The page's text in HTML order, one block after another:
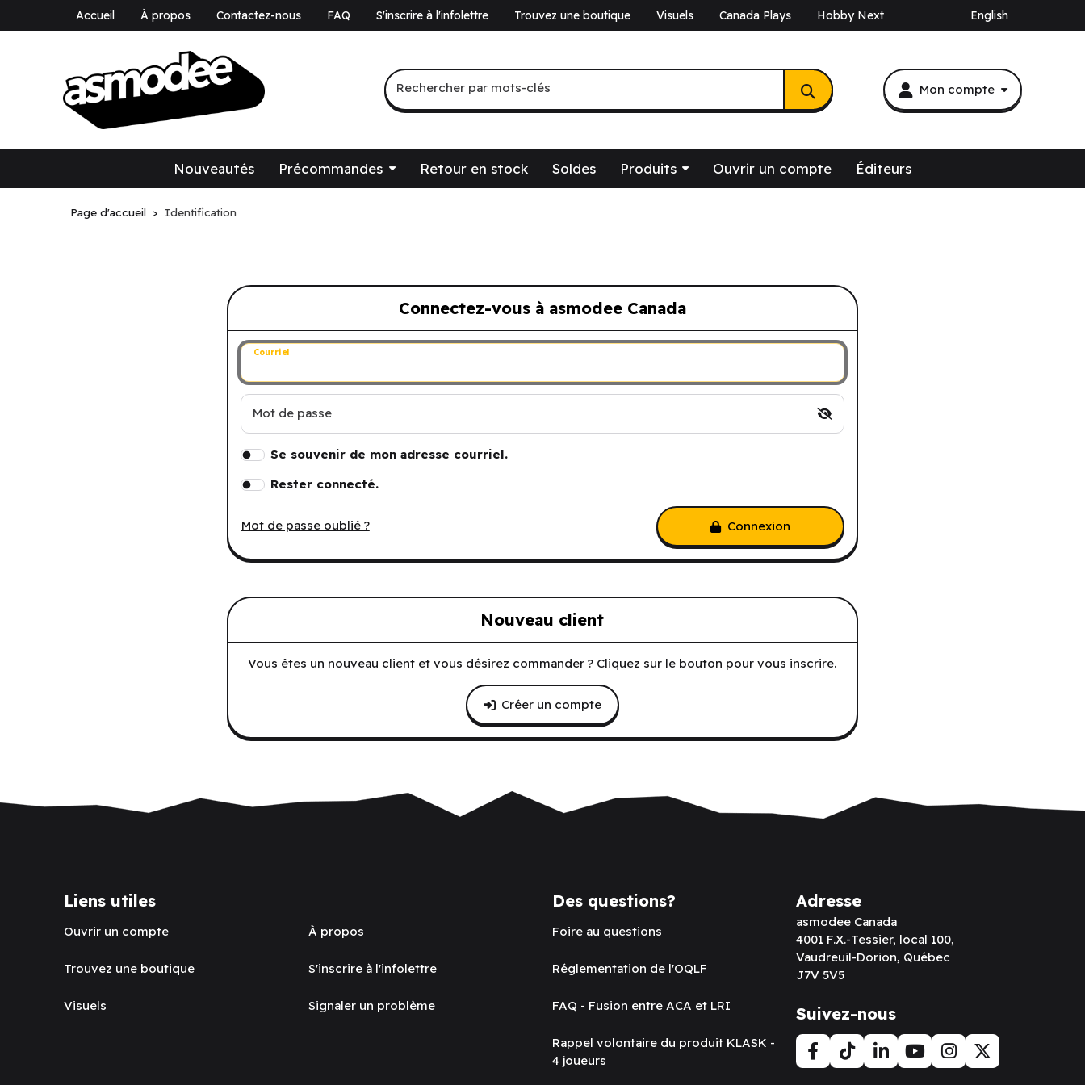
Accueil À propos Contactez-nous FAQ S'inscrire à l'infolettre Trouvez une boutique Visuels Canada Plays Hobby Next English
Mon compte
Recherche par mots-clés
Rechercher par mots-clés
Nouveautés Précommandes Retour en stock Soldes Produits Ouvrir un compte Éditeurs
Page d'accueil Identification
Connectez-vous à asmodee Canada
Connectez-vous à asmodee Canada
Courriel
Mot de passe
Se souvenir de mon adresse courriel.
Rester connecté.
Mot de passe oublié ? Connexion
Nouveau client
Vous êtes un nouveau client et vous désirez commander ? Cliquez sur le bouton pour vous inscrire.
Créer un compte
Liens utiles
Ouvrir un compte
Trouvez une boutique
Visuels
À propos
S'inscrire à l'infolettre
Signaler un problème
Des questions?
Foire au questions
Réglementation de l'OQLF
FAQ - Fusion entre ACA et LRI
Rappel volontaire du produit KLASK -
4 joueurs
Adresse
asmodee Canada
4001 F.X.-Tessier, local 100,
Vaudreuil-Dorion, Québec
J7V 5V5
Suivez-nous